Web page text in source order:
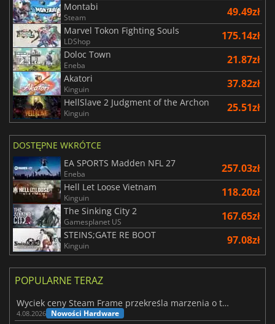
Montabi
Steam 49.49zł
Marvel Tokon Fighting Souls
LDShop 175.14zł
Doloc Town
Eneba 21.87zł
Akatori
Kinguin 37.82zł
HellSlave 2 Judgment of the Archon
Kinguin 25.51zł
DOSTĘPNE WKRÓTCE
EA SPORTS Madden NFL 27
Eneba 257.03zł
Hell Let Loose Vietnam
Kinguin 118.20zł
The Sinking City 2
Gamesplanet US 167.65zł
STEINS;GATE RE BOOT
Kinguin 97.08zł
POPULARNE TERAZ
Wyciek ceny Steam Frame przekreśla marzenia o tanim zestawie VR
4.08.2026 Nowości Hardware